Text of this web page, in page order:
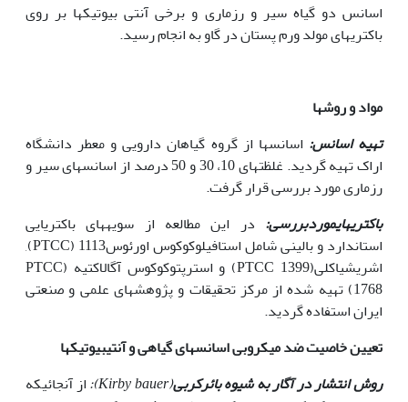
اسانس دو گیاه سیر و رزماری و برخی آنتی بیوتیک‏ها بر روی
باکتری‏های مولد ورم پستان در گاو به انجام رسید.
مواد و روش‏ها
تهیه اسانس: اسانس‏ها از گروه گیاهان دارویی و معطر دانشگاه
اراک تهیه گردید. غلظت‏های 10، 30 و 50 درصد از اسانس‏های سیر و
رزماری مورد بررسی قرار گرفت.
باکتری‏هایموردبررسی: در این مطالعه از سویه‏های باکتریایی
استاندارد و بالینی شامل استافیلوکوکوس اورئوسPTCC) 1113),
اشریشیاکلی(PTCC 1399) و استرپتوکوکوس آگالاکتیه (PTCC
1768) تهیه شده از مرکز تحقیقات و پژوهش‏های علمی و صنعتی
ایران استفاده گردید.
تعیین خاصیت ضد میکروبی اسانس‏های گیاهی و آنتی‏بیوتیک‏ها
روش انتشار در آگار به شیوه بائرکربی(
Kirby bauer
):از آنجائی‏که